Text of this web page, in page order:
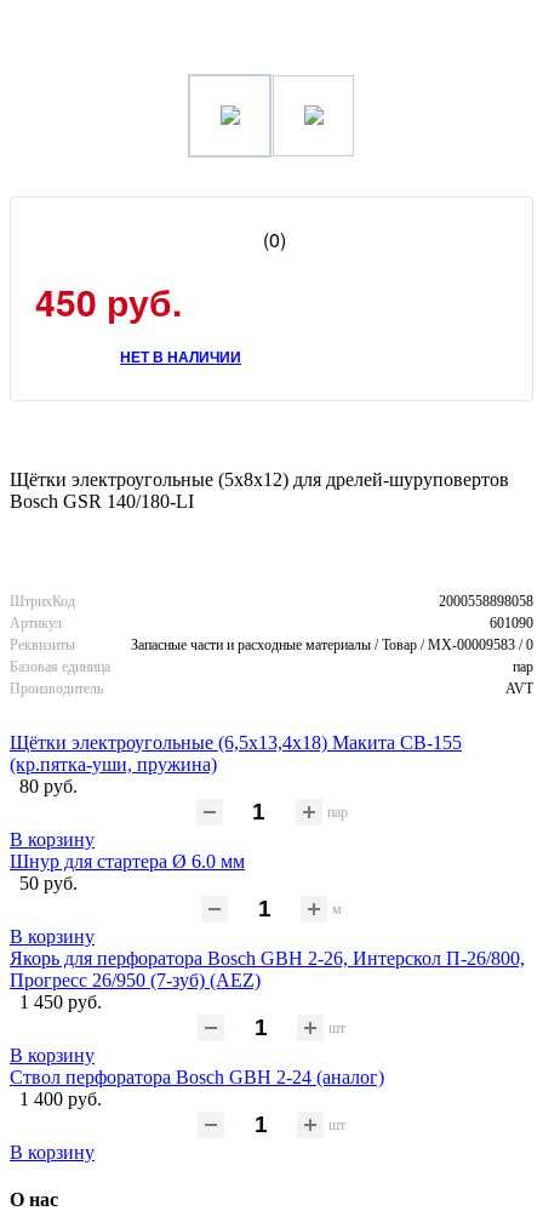
(0)
450 руб.
НЕТ В НАЛИЧИИ
Щётки электроугольные (5x8x12) для дрелей-шуруповертов
Bosch GSR 140/180-LI
ШтрихКод
2000558898058
Артикул
601090
Реквизиты
Запасные части и расходные материалы / Товар / MX-00009583 / 0
Базовая единица
пар
Производитель
AVT
Щётки электроугольные (6,5х13,4х18) Макита CB-155
(кр.пятка-уши, пружина)
80 руб.
пар
В корзину
Шнур для стартера Ø 6.0 мм
50 руб.
м
В корзину
Якорь для перфоратора Bosch GBH 2-26, Интерскол П-26/800,
Прогресс 26/950 (7-зуб) (AEZ)
1 450 руб.
шт
В корзину
Ствол перфоратора Bosch GBH 2-24 (аналог)
1 400 руб.
шт
В корзину
О нас